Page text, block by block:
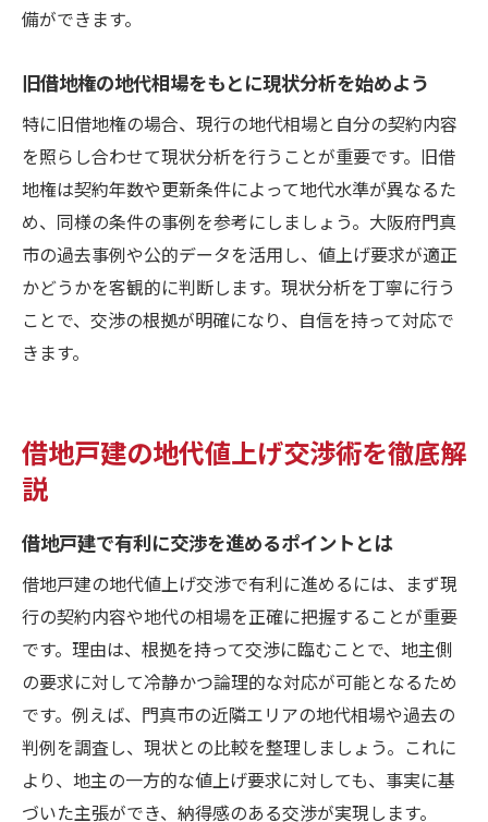
地代値上げの際の法的判断基準を理解する
値上げ拒否時に知っておきたい対応策
借地戸建で地代値上げを拒否した場合の流
れ
地代値上げ拒否のリスクと法的対策を整理
調停や訴訟になった際の注意点を解説
専門家に相談して地代値上げ拒否時の方針
を立てる
備ができます。
旧借地権の地代相場をもとに現状分析を始めよう
特に旧借地権の場合、現行の地代相場と自分の契約内容
を照らし合わせて現状分析を行うことが重要です。旧借
地権は契約年数や更新条件によって地代水準が異なるた
め、同様の条件の事例を参考にしましょう。大阪府門真
市の過去事例や公的データを活用し、値上げ要求が適正
かどうかを客観的に判断します。現状分析を丁寧に行う
ことで、交渉の根拠が明確になり、自信を持って対応で
きます。
借地戸建の地代値上げ交渉術を徹底解
説
借地戸建で有利に交渉を進めるポイントとは
借地戸建の地代値上げ交渉で有利に進めるには、まず現
行の契約内容や地代の相場を正確に把握することが重要
です。理由は、根拠を持って交渉に臨むことで、地主側
の要求に対して冷静かつ論理的な対応が可能となるため
です。例えば、門真市の近隣エリアの地代相場や過去の
判例を調査し、現状との比較を整理しましょう。これに
より、地主の一方的な値上げ要求に対しても、事実に基
づいた主張ができ、納得感のある交渉が実現します。